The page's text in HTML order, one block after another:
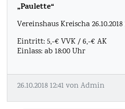
„Paulette“
Vereinshaus Kreischa
Eintritt: 5,-€ VVK / 6,-€ AK
Einlass: ab 18:00 Uhr
26.10.2018 12:41 von Admin